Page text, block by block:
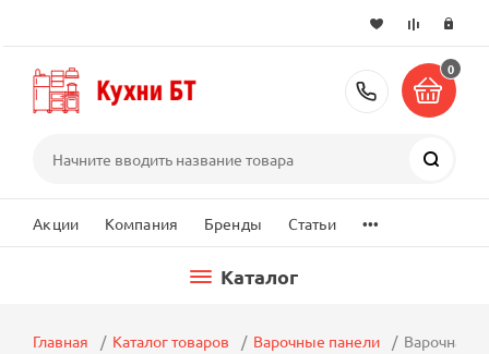
+7 (495)
0
Акции Компания Бренды Статьи ...
Каталог
Главная Каталог товаров Варочные панели Варочная